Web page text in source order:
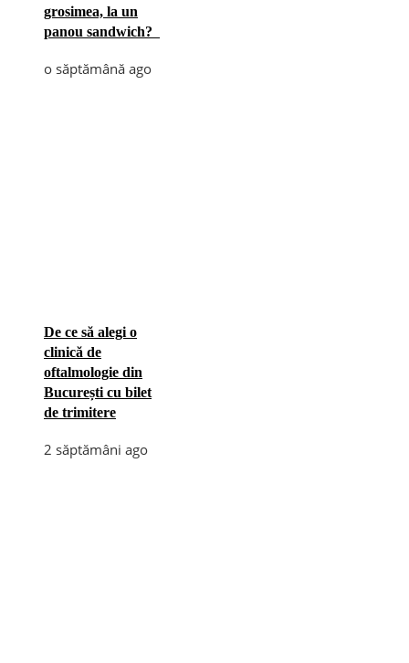
grosimea, la un
panou sandwich?
o săptămână ago
De ce să alegi o
clinică de
oftalmologie din
București cu bilet
de trimitere
2 săptămâni ago